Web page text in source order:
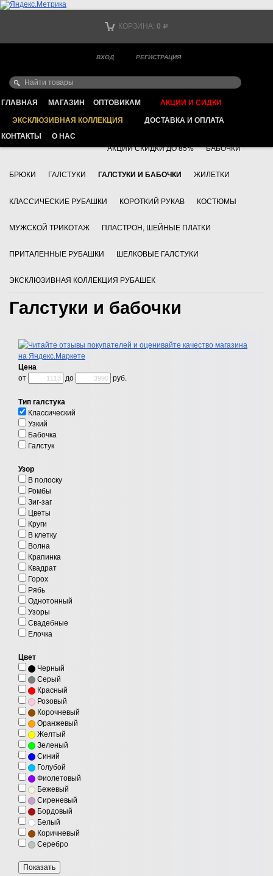
КОРЗИНА: 0 Р
ВХОД РЕГИСТРАЦИЯ
ГЛАВНАЯ МАГАЗИН ОПТОВИКАМ
АКЦИИ И СИДКИ
ЭКСКЛЮЗИВНАЯ КОЛЛЕКЦИЯ
ДОСТАВКА И ОПЛАТА
КОНТАКТЫ
О НАС
Ваш город -
ИНТЕРНЕТ МАГАЗИН КЛАССИЧЕСКОЙ МУЖСКОЙ ОДЕЖДЫ
+7 495 783 69 17 АКСЕССУАРЫ
АКЦИИ СКИДКИ ДО 85% БАБОЧКИ
БРЮКИ ГАЛСТУКИ ГАЛСТУКИ И БАБОЧКИ ЖИЛЕТКИ
КЛАССИЧЕСКИЕ РУБАШКИ КОРОТКИЙ РУКАВ КОСТЮМЫ
МУЖСКОЙ ТРИКОТАЖ ПЛАСТРОН, ШЕЙНЫЕ ПЛАТКИ
ПРИТАЛЕННЫЕ РУБАШКИ ШЕЛКОВЫЕ ГАЛСТУКИ
ЭКСКЛЮЗИВНАЯ КОЛЛЕКЦИЯ РУБАШЕК
Галстуки и бабочки
Цена
от до руб.
Тип галстука
Классический
Узкий
Бабочка
Галстук
Узор
В полоску
Ромбы
Зиг-заг
Цветы
Круги
В клетку
Волна
Крапинка
Квадрат
Горох
Рябь
Однотонный
Узоры
Свадебные
Елочка
Цвет
Черный
Серый
Красный
Розовый
Корочневый
Оранжевый
Желтый
Зеленый
Синий
Голубой
Фиолетовый
Бежевый
Сиреневый
Бордовый
Белый
Коричневый
Серебро